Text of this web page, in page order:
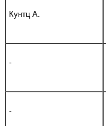
Кунтц А.
-
-